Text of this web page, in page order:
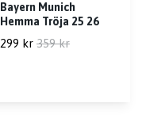
Bayern Munich
Hemma Tröja 25 26
299 kr 359 kr